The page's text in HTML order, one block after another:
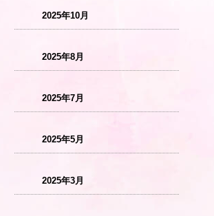
2025年10月
2025年8月
2025年7月
2025年5月
2025年3月